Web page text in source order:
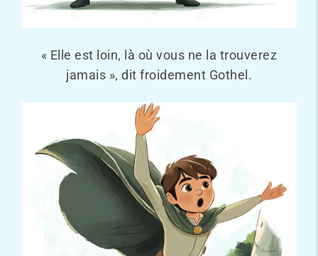
« Elle est loin, là où vous ne la trouverez
jamais », dit froidement Gothel.